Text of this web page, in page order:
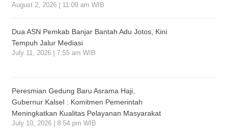
August 2, 2026 | 11:09 am WIB
Dua ASN Pemkab Banjar Bantah Adu Jotos, Kini
Tempuh Jalur Mediasi
July 11, 2026 | 7:55 am WIB
Peresmian Gedung Baru Asrama Haji,
Gubernur Kalsel : Komitmen Pemerintah
Meningkatkan Kualitas Pelayanan Masyarakat
July 10, 2026 | 8:54 pm WIB